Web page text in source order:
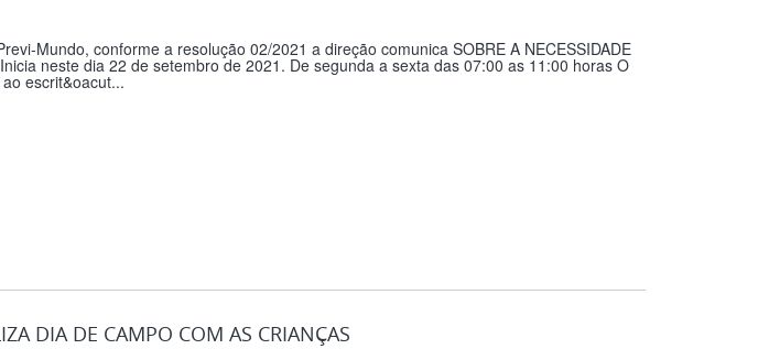
Mundo, conforme a resolução 02/2021 a direção comunica SOBRE A NECESSIDADE
neste dia 22 de setembro de 2021. De segunda a sexta das 07:00 as 11:00 horas O
escrit&oacut...
DIA DE CAMPO COM AS CRIANÇAS